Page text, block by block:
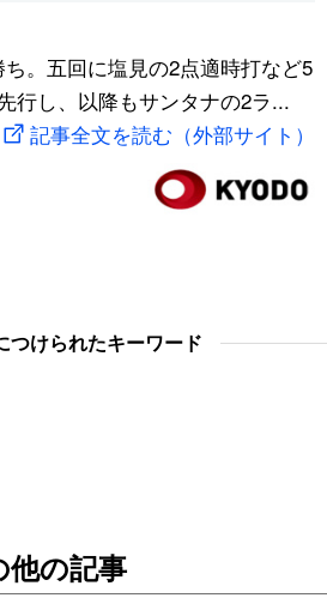
。五回に塩見の2点適時打など5
行し、以降もサンタナの2ラ...
記事全文を読む（外部サイト）
つけられたキーワード
の記事